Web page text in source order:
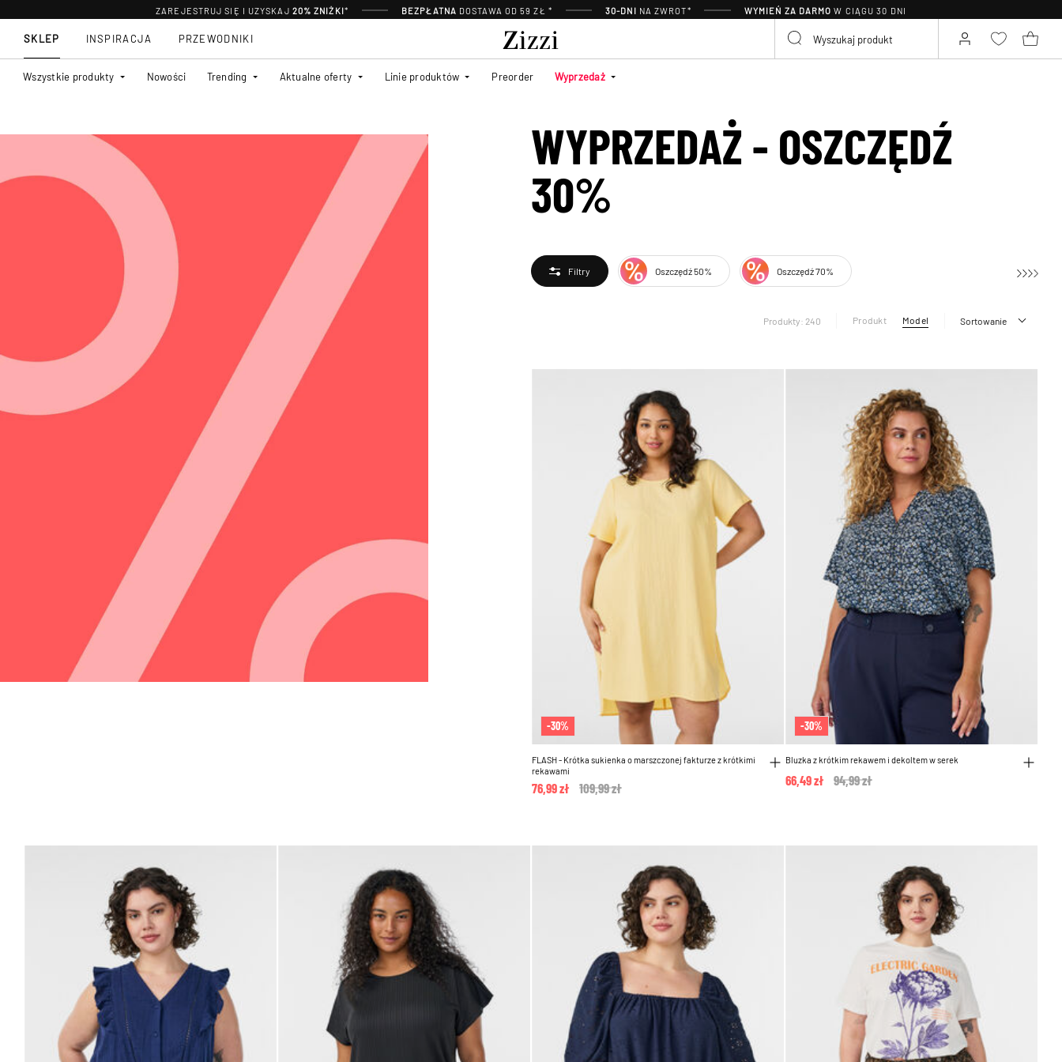
ZAREJESTRUJ SIĘ I UZYSKAJ 20% ZNIŻKI* BEZPŁATNA DOSTAWA OD 59 ZŁ * 30-DNI NA ZWROT* WYMIEŃ ZA DARMO W CIĄGU 30 DNI
SKLEP
Wszystkie produkty Nowości Trending Aktualne oferty Linie produktów Preorder Wyprzedaż
INSPIRACJA PRZEWODNIKI
WYPRZEDAŻ - OSZCZĘDŹ
30%
Filtry Oszczędź 50% Oszczędź 70%
Produkty: 240 Produkt Model Sortowanie
-30%
FLASH - Krótka sukienka o marszczonej fakturze z krótkimi
rekawami
Price reduced from
109,99 zł
76,99 zł
-30%
Bluzka z krótkim rekawem i dekoltem w serek
Price reduced from
94,99 zł
66,49 zł